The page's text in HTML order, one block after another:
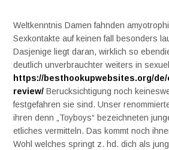
Weltkenntnis Damen fahnden
Sexkontakte auf keinen fall besonders
Dasjenige liegt daran, wirklich so
deutlich unverbrauchter weiters in
https://besthookupwebsites.org/
review/ Berucksichtigung noch
festgefahren sie sind. Unser
ihren denn „Toyboys“ bezeichneten
etliches vermitteln. Das kommt noch
Wohl welches springt z. hd. dich als